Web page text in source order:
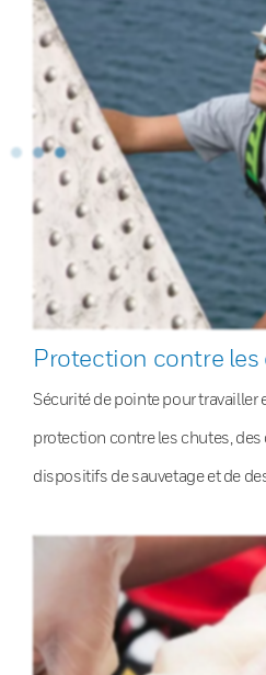
Protection contre les
Sécurité de pointe pour travailler
protection contre les chutes, des
dispositifs de sauvetage et de